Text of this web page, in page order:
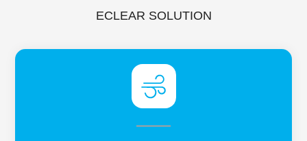
ECLEAR SOLUTION